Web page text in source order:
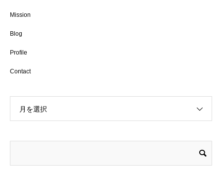
Mission
Blog
Profile
Contact
月を選択